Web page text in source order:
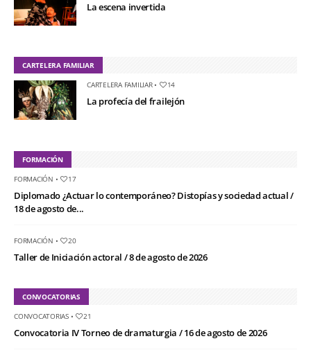
La escena invertida
CARTELERA FAMILIAR
CARTELERA FAMILIAR• 14
La profecía del frailejón
FORMACIÓN
FORMACIÓN • 17
Diplomado ¿Actuar lo contemporáneo? Distopías y sociedad actual /
18 de agosto de...
FORMACIÓN • 20
Taller de Iniciación actoral / 8 de agosto de 2026
CONVOCATORIAS
CONVOCATORIAS• 21
Convocatoria IV Torneo de dramaturgia / 16 de agosto de 2026